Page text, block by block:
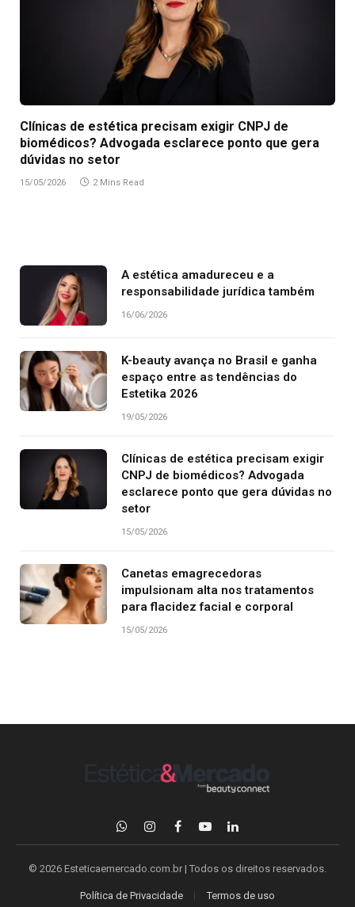
Clínicas de estética precisam exigir CNPJ de
biomédicos? Advogada esclarece ponto que gera
dúvidas no setor
15/05/2026 2 Mins Read
A estética amadureceu e a
responsabilidade jurídica também
16/06/2026
K-beauty avança no Brasil e ganha
espaço entre as tendências do
Estetika 2026
19/05/2026
Clínicas de estética precisam exigir
CNPJ de biomédicos? Advogada
esclarece ponto que gera dúvidas no
setor
15/05/2026
Canetas emagrecedoras
impulsionam alta nos tratamentos
para flacidez facial e corporal
15/05/2026
WhatsAppInstagram
FacebookYouTubeLinkedIn
© 2026 Esteticaemercado.com.br | Todos os direitos reservados.
Política de Privacidade Termos de uso